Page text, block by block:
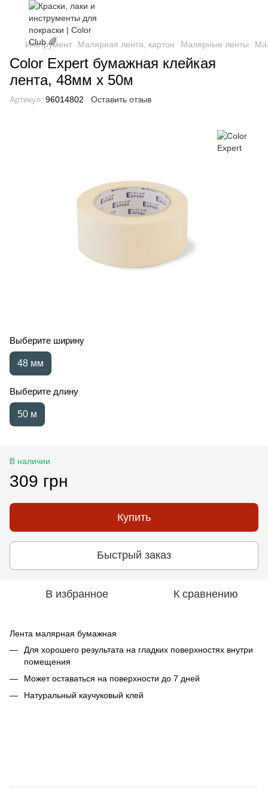
Инструмент Малярная лента, картон Малярные ленты
Color Expert бумажная клейкая
лента, 48мм x 50м
Артикул: 96014802 Оставить отзыв
Выберите ширину
48 мм
Выберите длину
50 м
В наличии
309 грн
Купить
Быстрый заказ
В избранное К сравнению
Лента малярная бумажная
Для хорошего результата на гладких поверхностях внутри
помещения
Может оставаться на поверхности до 7 дней
Натуральный каучуковый клей